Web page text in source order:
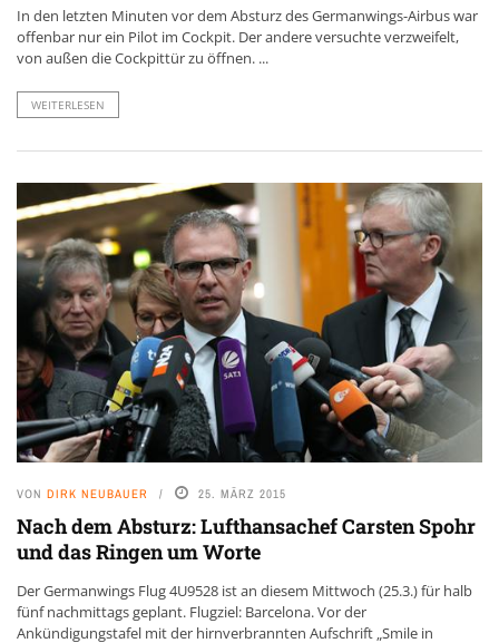
In den letzten Minuten vor dem Absturz des Germanwings-Airbus war
offenbar nur ein Pilot im Cockpit. Der andere versuchte verzweifelt,
von außen die Cockpittür zu öffnen. ...
WEITERLESEN
VON DIRK NEUBAUER 25. MÄRZ 2015
Nach dem Absturz: Lufthansachef Carsten Spohr
und das Ringen um Worte
Der Germanwings Flug 4U9528 ist an diesem Mittwoch (25.3.) für halb
fünf nachmittags geplant. Flugziel: Barcelona. Vor der
Ankündigungstafel mit der hirnverbrannten Aufschrift „Smile in